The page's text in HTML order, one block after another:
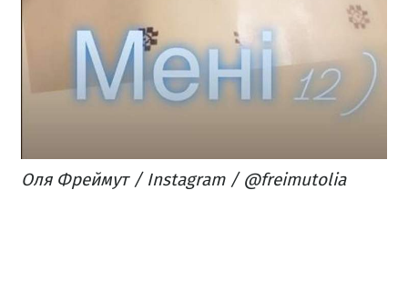
Оля Фреймут / Instagram / @freimutolia